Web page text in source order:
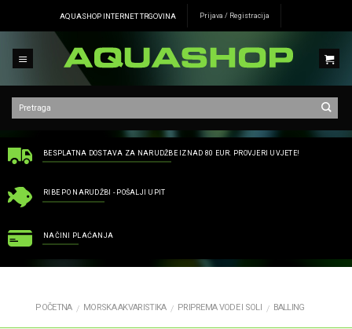
AQUASHOP INTERNET TRGOVINA Prijava / Registracija
BESPLATNA DOSTAVA ZA NARUDŽBE IZNAD 80 EUR. PROVJERI UVJETE!
RIBE PO NARUDŽBI - POŠALJI UPIT
NAČINI PLAĆANJA
POČETNA / MORSKA AKVARISTIKA / PRIPREMA VODE I SOLI / BALLING